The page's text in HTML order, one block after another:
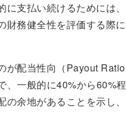
に支払い続けるためには
財務健全性を評価する際
が配当性向（Payout
、一般的に40%から60%
の余地があることを示し